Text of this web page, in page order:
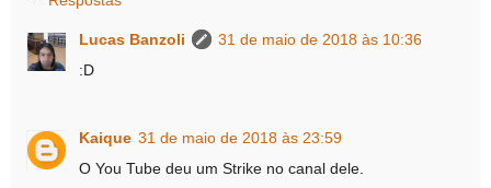
Lucas Banzoli
31 de maio de 2018 às 10:36
:D
Kaique 31 de maio de 2018 às 23:59
O You Tube deu um Strike no canal dele.